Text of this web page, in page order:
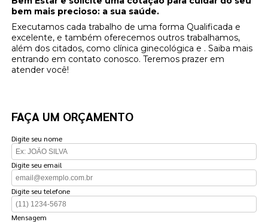
bem mais precioso: a sua saúde.
Executamos cada trabalho de uma forma Qualificada e
excelente, e também oferecemos outros trabalhamos,
além dos citados, como clínica ginecológica e . Saiba mais
entrando em contato conosco. Teremos prazer em
atender você!
FAÇA UM ORÇAMENTO
Digite seu nome
Digite seu email
Digite seu telefone
Mensagem